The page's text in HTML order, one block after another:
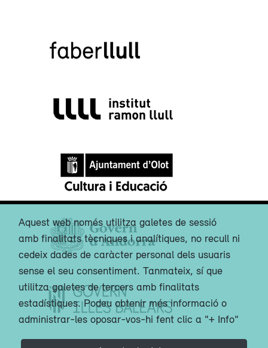
Aquest web només utilitza galetes de sessió
amb finalitats tècniques i analítiques, no recull ni
cedeix dades de caràcter personal dels usuaris
sense el seu consentiment. Tanmateix, sí que
utilitza galetes de tercers amb finalitats
estadístiques. Podeu obtenir més informació o
administrar-les oposar-vos-hi fent clic a "+ Info"